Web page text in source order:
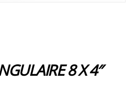
8 X 4″